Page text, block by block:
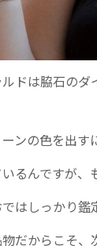
ドは脇石の
ンの色を出す
るんですが
はしっかり鑑
だからこそ、